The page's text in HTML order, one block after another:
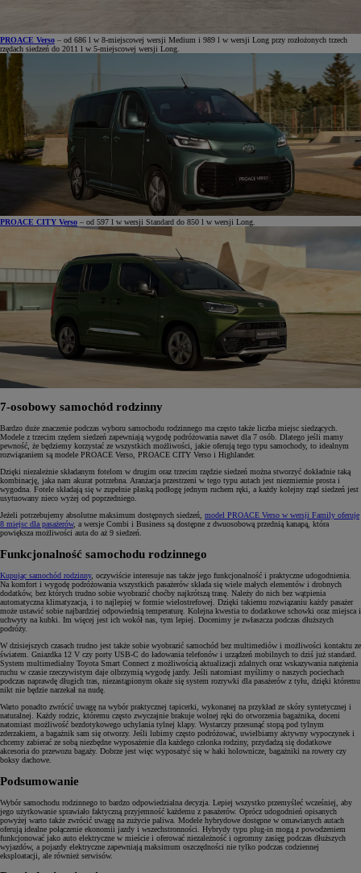
PROACE Verso – od 686 l w 8-miejscowej wersji Medium i 989 l w wersji Long przy rozłożonych trzech
rzędach siedzeń do 2011 l w 5-miejscowej wersji Long.
PROACE CITY Verso – od 597 l w wersji Standard do 850 l w wersji Long.
7-osobowy samochód rodzinny
Bardzo duże znaczenie podczas wyboru samochodu rodzinnego ma często także liczba miejsc siedzących.
Modele z trzecim rzędem siedzeń zapewniają wygodę podróżowania nawet dla 7 osób. Dlatego jeśli mamy
pewność, że będziemy korzystać ze wszystkich możliwości, jakie oferują tego typu samochody, to idealnym
rozwiązaniem są modele PROACE Verso, PROACE CITY Verso i Highlander.
Dzięki niezależnie składanym fotelom w drugim oraz trzecim rzędzie siedzeń można stworzyć dokładnie taką
kombinację, jaka nam akurat potrzebna. Aranżacja przestrzeni w tego typu autach jest niezmiernie prosta i
wygodna. Fotele składają się w zupełnie płaską podłogę jednym ruchem ręki, a każdy kolejny rząd siedzeń jest
usytuowany nieco wyżej od poprzedniego.
Jeżeli potrzebujemy absolutne maksimum dostępnych siedzeń, model PROACE Verso w wersji Family oferuje
8 miejsc dla pasażerów, a wersje Combi i Business są dostępne z dwuosobową przednią kanapą, która
powiększa możliwości auta do aż 9 siedzeń.
Funkcjonalność samochodu rodzinnego
Kupując samochód rodzinny, oczywiście interesuje nas także jego funkcjonalność i praktyczne udogodnienia.
Na komfort i wygodę podróżowania wszystkich pasażerów składa się wiele małych elementów i drobnych
dodatków, bez których trudno sobie wyobrazić choćby najkrótszą trasę. Należy do nich bez wątpienia
automatyczna klimatyzacja, i to najlepiej w formie wielostrefowej. Dzięki takiemu rozwiązaniu każdy pasażer
może ustawić sobie najbardziej odpowiednią temperaturę. Kolejna kwestia to dodatkowe schowki oraz miejsca i
uchwyty na kubki. Im więcej jest ich wokół nas, tym lepiej. Docenimy je zwłaszcza podczas dłuższych
podróży.
W dzisiejszych czasach trudno jest także sobie wyobrazić samochód bez multimediów i możliwości kontaktu ze
światem. Gniazdka 12 V czy porty USB-C do ładowania telefonów i urządzeń mobilnych to dziś już standard.
System multimedialny Toyota Smart Connect z możliwością aktualizacji zdalnych oraz wskazywania natężenia
ruchu w czasie rzeczywistym daje olbrzymią wygodę jazdy. Jeśli natomiast myślimy o naszych pociechach
podczas naprawdę długich tras, niezastąpionym okaże się system rozrywki dla pasażerów z tyłu, dzięki któremu
nikt nie będzie narzekał na nudę.
Warto ponadto zwrócić uwagę na wybór praktycznej tapicerki, wykonanej na przykład ze skóry syntetycznej i
naturalnej. Każdy rodzic, któremu często zwyczajnie brakuje wolnej ręki do otworzenia bagażnika, doceni
natomiast możliwość bezdotykowego uchylania tylnej klapy. Wystarczy przesunąć stopą pod tylnym
zderzakiem, a bagażnik sam się otworzy. Jeśli lubimy często podróżować, uwielbiamy aktywny wypoczynek i
chcemy zabierać ze sobą niezbędne wyposażenie dla każdego członka rodziny, przydadzą się dodatkowe
akcesoria do przewozu bagaży. Dobrze jest więc wyposażyć się w haki holownicze, bagażniki na rowery czy
boksy dachowe.
Podsumowanie
Wybór samochodu rodzinnego to bardzo odpowiedzialna decyzja. Lepiej wszystko przemyśleć wcześniej, aby
jego użytkowanie sprawiało faktyczną przyjemność każdemu z pasażerów. Oprócz udogodnień opisanych
powyżej warto także zwrócić uwagę na zużycie paliwa. Modele hybrydowe dostępne w omawianych autach
oferują idealne połączenie ekonomii jazdy i wszechstronności. Hybrydy typu plug-in mogą z powodzeniem
funkcjonować jako auto elektryczne w mieście i oferować niezależność i ogromny zasięg podczas dłuższych
wyjazdów, a pojazdy elektryczne zapewniają maksimum oszczędności nie tylko podczas codziennej
eksploatacji, ale również serwisów.